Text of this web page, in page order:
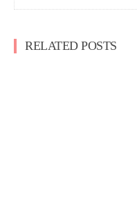
RELATED POSTS